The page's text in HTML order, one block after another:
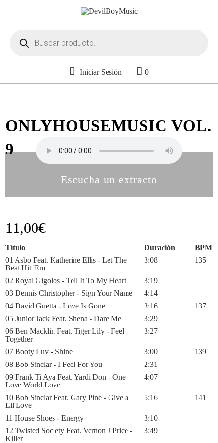
productos
Iniciar Sesión 0
ONLYHOUSEMUSIC VOL.
9
Escucha un extracto
11,00€
Título Duración
BPM
01 Asbo Feat. Katherine Ellis - Let The
Beat Hit 'Em
3:08 135
02 Royal Gigolos - Tell It To My Heart
3:19
03 Dennis Christopher - Sign Your Name
4:14
04 David Guetta - Love Is Gone
3:16
137
05 Junior Jack Feat. Shena - Dare Me
3:29
06 Ben Macklin Feat. Tiger Lily - Feel
Together
3:27
07 Booty Luv - Shine 3:00
139
08 Bob Sinclar - I Feel For You
2:31
09 Frank Ti Aya Feat. Yardi Don - One
Love World Love
4:07
10 Bob Sinclar Feat. Gary Pine - Give a
Lil'Love
5:16 141
11 House Shoes - Energy
3:10
12 Twisted Society Feat. Vernon J Price -
Killer
3:49